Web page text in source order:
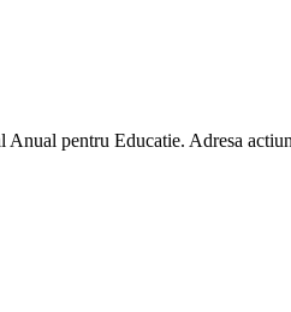
pentru Educatie. Adresa